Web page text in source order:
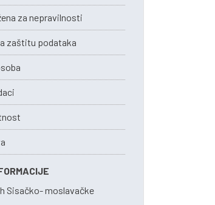
za nepravilnosti
zaštitu podataka
Sisačko- moslavačke